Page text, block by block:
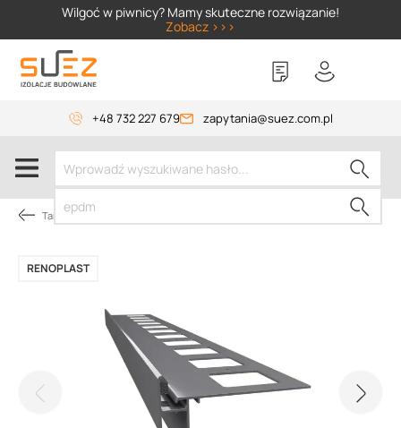
Wilgoć w piwnicy? Mamy skuteczne rozwiązanie!
Zobacz >>>
+48 732 227 679 zapytania@suez.com.pl
Tarasy i balkony pod płytki
RENOPLAST